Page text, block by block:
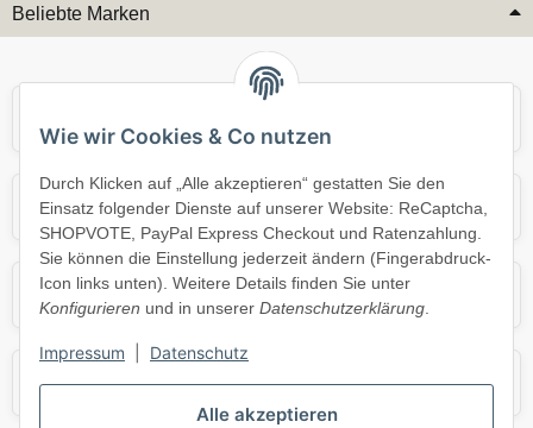
Alle akzeptieren
Wie wir Cookies & Co nutzen
Durch Klicken auf „Alle akzeptieren“ gestatten Sie den
Einsatz folgender Dienste auf unserer Website: ReCaptcha,
SHOPVOTE, PayPal Express Checkout und Ratenzahlung.
Sie können die Einstellung jederzeit ändern (Fingerabdruck-
Icon links unten). Weitere Details finden Sie unter
Konfigurieren und in unserer Datenschutzerklärung.
Impressum Datenschutz
Beliebte Marken
Mercedes Mini
Opel Porsche
Skoda Smart